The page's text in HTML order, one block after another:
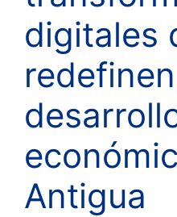
digitales
Antigua